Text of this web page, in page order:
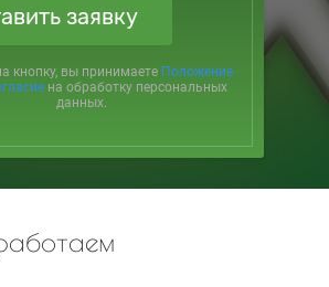
заявку
кнопку, вы принимаете Положение
на обработку персональных
данных.